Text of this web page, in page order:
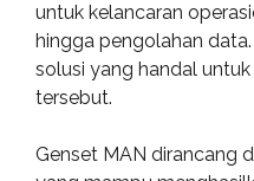
untuk kelancaran
hingga pengolahan
solusi yang handal
tersebut.
Genset MAN dirancang